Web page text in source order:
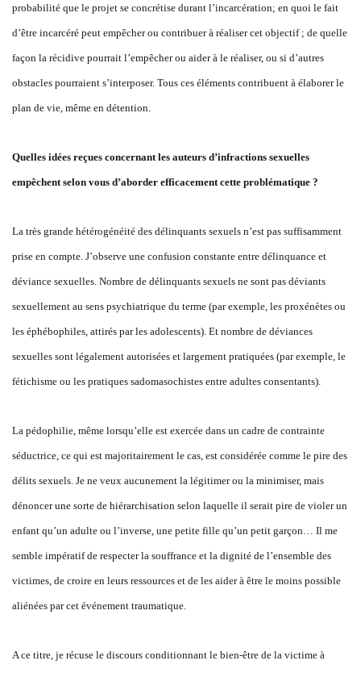
probabilité que le projet se concrétise durant l’incarcération; en quoi le fait
d’être incarcéré peut empêcher ou contribuer à réaliser cet objectif ; de quelle
façon la récidive pourrait l’empêcher ou aider à le réaliser, ou si d’autres
obstacles pourraient s’interposer. Tous ces éléments contribuent à élaborer le
plan de vie, même en détention.
Quelles idées reçues concernant les auteurs d’infractions sexuelles
empêchent selon vous d’aborder efficacement cette problématique ?
La très grande hétérogénéité des délinquants sexuels n’est pas suffisamment
prise en compte. J’observe une confusion constante entre délinquance et
déviance sexuelles. Nombre de délinquants sexuels ne sont pas déviants
sexuellement au sens psychiatrique du terme (par exemple, les proxénètes ou
les éphébophiles, attirés par les adolescents). Et nombre de déviances
sexuelles sont légalement autorisées et largement pratiquées (par exemple, le
fétichisme ou les pratiques sadomasochistes entre adultes consentants).
La pédophilie, même lorsqu’elle est exercée dans un cadre de contrainte
séductrice, ce qui est majoritairement le cas, est considérée comme le pire des
délits sexuels. Je ne veux aucunement la légitimer ou la minimiser, mais
dénoncer une sorte de hiérarchisation selon laquelle il serait pire de violer un
enfant qu’un adulte ou l’inverse, une petite fille qu’un petit garçon… Il me
semble impératif de respecter la souffrance et la dignité de l’ensemble des
victimes, de croire en leurs ressources et de les aider à être le moins possible
aliénées par cet événement traumatique.
A ce titre, je récuse le discours conditionnant le bien-être de la victime à